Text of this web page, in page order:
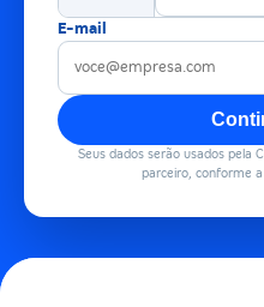
E-mail
Seus dados serão usados pela
parceiro, conforme a